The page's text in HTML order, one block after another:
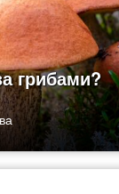
грибами?